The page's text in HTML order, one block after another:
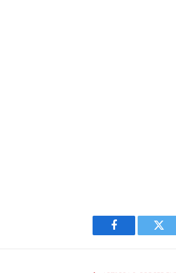
Facebook